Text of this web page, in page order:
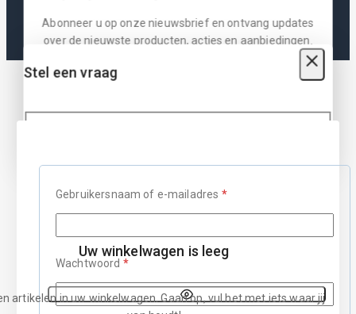
Abonneer u op onze nieuwsbrief en ontvang updates
over de nieuwste producten, acties en aanbiedingen.
Blijf op de hoogte via onze nieuwsbrief
Stel een vraag
Uw email adres
Gebruikersnaam of e-mailadres *
Wachtwoord *
Uw winkelwagen is leeg
artikelen in uw winkelwagen. Gaan op, vul het met iets waar jij